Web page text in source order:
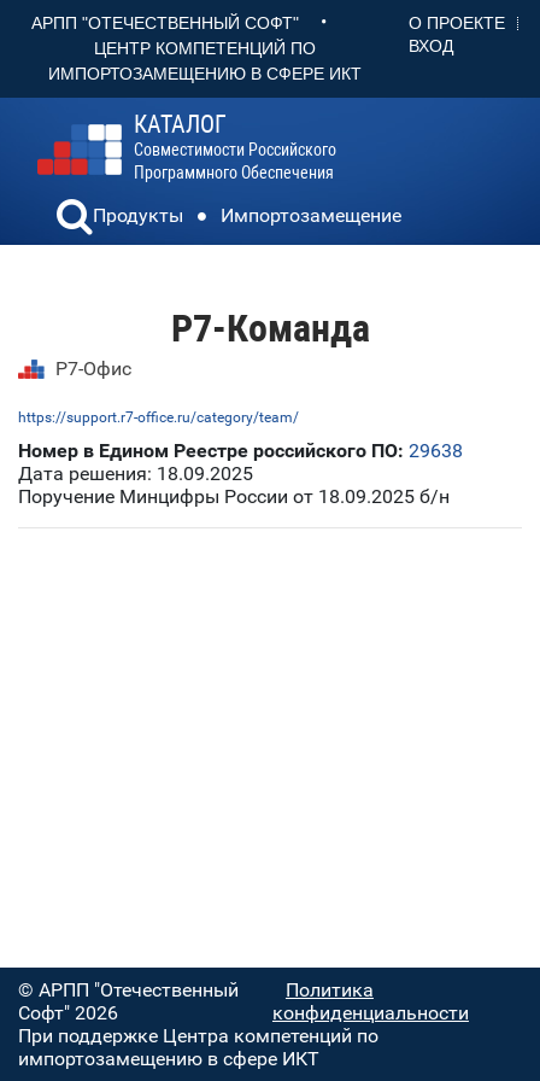
АРПП "ОТЕЧЕСТВЕННЫЙ СОФТ" •
ЦЕНТР КОМПЕТЕНЦИЙ ПО
ИМПОРТОЗАМЕЩЕНИЮ В СФЕРЕ ИКТ
О ПРОЕКТЕ
ВХОД
КАТАЛОГ
Совместимости Российского
Программного Обеспечения
Продукты Импортозамещение
Р7-Команда
Р7-Офис
https://support.r7-office.ru/category/team/
Номер в Едином Реестре российского ПО: 29638
Дата решения: 18.09.2025
Поручение Минцифры России от 18.09.2025 б/н
© АРПП "Отечественный
Софт" 2026
Политика
конфиденциальности
При поддержке Центра компетенций по
импортозамещению в сфере ИКТ